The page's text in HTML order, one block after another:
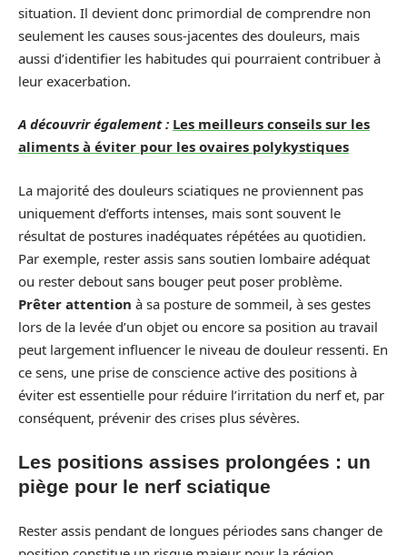
situation. Il devient donc primordial de comprendre non
seulement les causes sous-jacentes des douleurs, mais
aussi d’identifier les habitudes qui pourraient contribuer à
leur exacerbation.
A découvrir également : Les meilleurs conseils sur les
aliments à éviter pour les ovaires polykystiques
La majorité des douleurs sciatiques ne proviennent pas
uniquement d’efforts intenses, mais sont souvent le
résultat de postures inadéquates répétées au quotidien.
Par exemple, rester assis sans soutien lombaire adéquat
ou rester debout sans bouger peut poser problème.
Prêter attention à sa posture de sommeil, à ses gestes
lors de la levée d’un objet ou encore sa position au travail
peut largement influencer le niveau de douleur ressenti. En
ce sens, une prise de conscience active des positions à
éviter est essentielle pour réduire l’irritation du nerf et, par
conséquent, prévenir des crises plus sévères.
Les positions assises prolongées : un
piège pour le nerf sciatique
Rester assis pendant de longues périodes sans changer de